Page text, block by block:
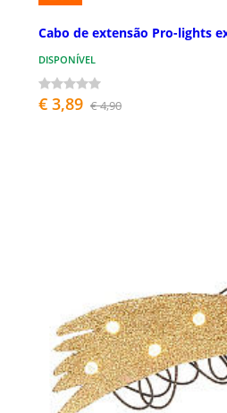
Cabo de extensão Pro-lights
DISPONÍVEL
€ 3,89 € 4,90